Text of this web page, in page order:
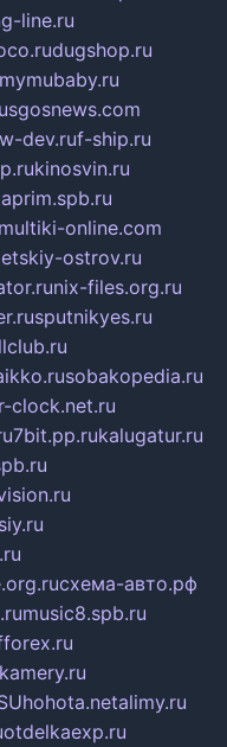
line.ru
dugshop.ru
mymubaby.ru
w-dev.ruf-ship.ru
kinosvin.ru
multiki-online.com
ostrov.ru
nix-files.org.ru
sputnikyes.ru
sobakopedia.ru
clock.net.ru
7bit.pp.rukalugatur.ru
схема-авто.рф
music8.spb.ru
hohota.netalimy.ru
otdelkaexp.ru